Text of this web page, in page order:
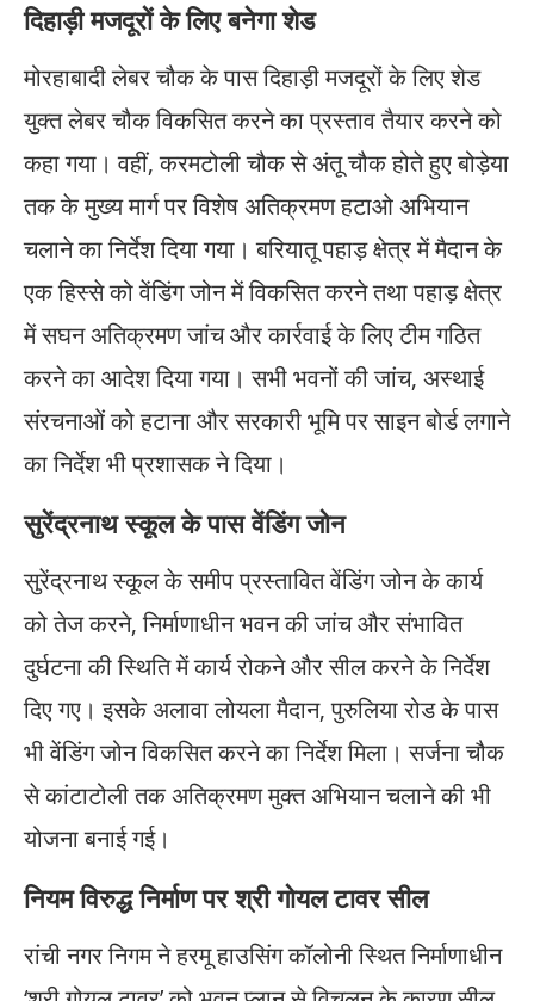
दिहाड़ी मजदूरों के लिए बनेगा शेड
मोरहाबादी लेबर चौक के पास दिहाड़ी मजदूरों के लिए शेड
युक्त लेबर चौक विकसित करने का प्रस्ताव तैयार करने को
कहा गया। वहीं, करमटोली चौक से अंतू चौक होते हुए बोड़ेया
तक के मुख्य मार्ग पर विशेष अतिक्रमण हटाओ अभियान
चलाने का निर्देश दिया गया। बरियातू पहाड़ क्षेत्र में मैदान के
एक हिस्से को वेंडिंग जोन में विकसित करने तथा पहाड़ क्षेत्र
में सघन अतिक्रमण जांच और कार्रवाई के लिए टीम गठित
करने का आदेश दिया गया। सभी भवनों की जांच, अस्थाई
संरचनाओं को हटाना और सरकारी भूमि पर साइन बोर्ड लगाने
का निर्देश भी प्रशासक ने दिया।
सुरेंद्रनाथ स्कूल के पास वेंडिंग जोन
सुरेंद्रनाथ स्कूल के समीप प्रस्तावित वेंडिंग जोन के कार्य
को तेज करने, निर्माणाधीन भवन की जांच और संभावित
दुर्घटना की स्थिति में कार्य रोकने और सील करने के निर्देश
दिए गए। इसके अलावा लोयला मैदान, पुरुलिया रोड के पास
भी वेंडिंग जोन विकसित करने का निर्देश मिला। सर्जना चौक
से कांटाटोली तक अतिक्रमण मुक्त अभियान चलाने की भी
योजना बनाई गई।
नियम विरुद्ध निर्माण पर श्री गोयल टावर सील
रांची नगर निगम ने हरमू हाउसिंग कॉलोनी स्थित निर्माणाधीन